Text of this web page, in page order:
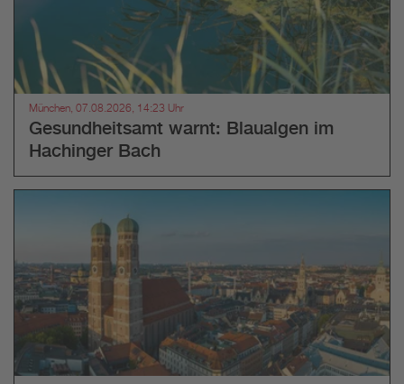
München, 07.08.2026, 14:23 Uhr
Gesundheitsamt warnt: Blaualgen im
Hachinger Bach